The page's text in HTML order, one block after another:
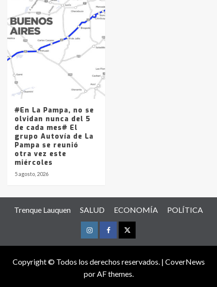
#En La Pampa, no se
olvidan nunca del 5
de cada mes# El
grupo Autovía de La
Pampa se reunió
otra vez este
miércoles
5 agosto, 2026
Trenque Lauquen SALUD ECONOMÍA POLÍTICA
InstagramFacebookTwitter
Copyright © Todos los derechos reservados. | CoverNews
por AF themes.